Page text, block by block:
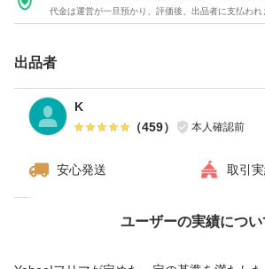
代金は運営が一旦預かり、評価後、出品者に支払われ
出品者
K
（459） 本人確認前
安心発送 取引
ユーザーの実績につい
価格の相談